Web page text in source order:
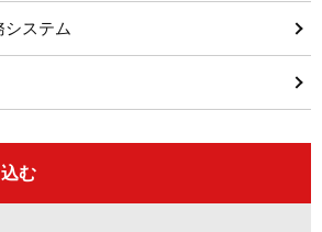
システム
む